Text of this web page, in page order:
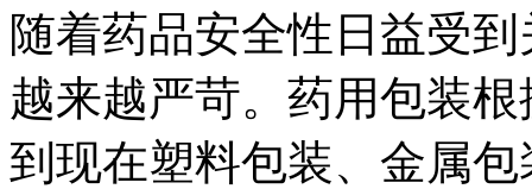
随着药品安全性日益受
越来越严苛。药用包装
到现在塑料包装、金属